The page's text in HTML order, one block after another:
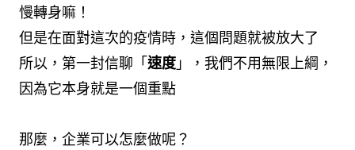
慢轉身嘛！
但是在面對這次的疫情時，這個問題就被放大了
所以，第一封信聊「速度」，我們不用無限上綱，
因為它本身就是一個重點
那麼，企業可以怎麼做呢？